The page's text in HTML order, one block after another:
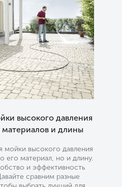
высокого давления
материалов и длины
мойки высокого давления
его материал, но и длину.
и эффективность
сравним разные